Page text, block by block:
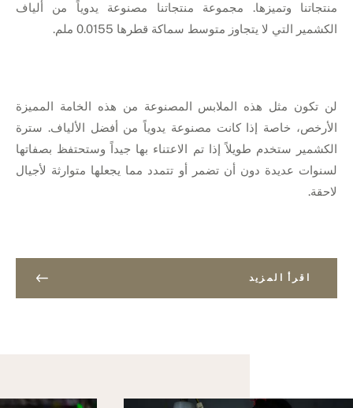
منتجاتنا وتميزها. مجموعة منتجاتنا مصنوعة يدوياً من ألياف
الكشمير التي لا يتجاوز متوسط سماكة قطرها 0.0155 ملم.
لن تكون مثل هذه الملابس المصنوعة من هذه الخامة المميزة
الأرخص، خاصة إذا كانت مصنوعة يدوياً من أفضل الألياف. سترة
الكشمير ستخدم طويلاً إذا تم الاعتناء بها جيداً وستحتفظ بصفاتها
لسنوات عديدة دون أن تضمر أو تتمدد مما يجعلها متوارثة لأجيال
لاحقة.
اقرأ المزيد